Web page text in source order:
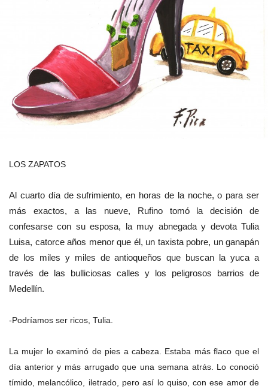
LOS ZAPATOS
Al cuarto día de sufrimiento, en horas de la noche, o para ser
más exactos, a las nueve, Rufino tomó la decisión de
confesarse con su esposa, la muy abnegada y devota Tulia
Luisa, catorce años menor que él, un taxista pobre, un ganapán
de los miles y miles de antioqueños que buscan la yuca a
través de las bulliciosas calles y los peligrosos barrios de
Medellín.
-Podríamos ser ricos, Tulia.
La mujer lo examinó de pies a cabeza. Estaba más flaco que el
día anterior y más arrugado que una semana atrás. Lo conoció
tímido, melancólico, iletrado, pero así lo quiso, con ese amor de